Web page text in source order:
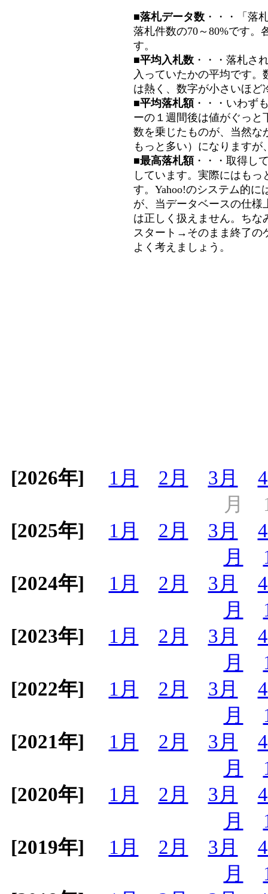
■落札データ数 ・・・「落
落札件数の70～80%です。
す。
■平均入札数 ・・・落札さ
入っていたかの平均です
は熱く、数字が小さいほど
■平均落札額 ・・・いわず
ーの１週間後は値がぐっと
数を乗じたものが、当然な
もっと多い）になります
■最高落札額 ・・・取得し
しています。実際にはも
す。Yahoo!のシステム的に
が、当データベースの仕様
は正しく扱えません。ちな
スタート→そのまま終了の
よく考えましょう。
[2026年] 1月 2月 3月
月
[2025年]
1月 2月 3月
月
[2024年]
1月 2月 3月
月
[2023年]
1月 2月 3月
月
[2022年]
1月 2月 3月
月
[2021年]
1月 2月 3月
月
[2020年]
1月 2月 3月
月
[2019年]
1月 2月 3月
月